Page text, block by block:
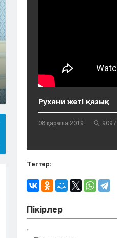
Рухани жеті қазық
08 қараша 2019 9097
Тегтер:
Пікірлер